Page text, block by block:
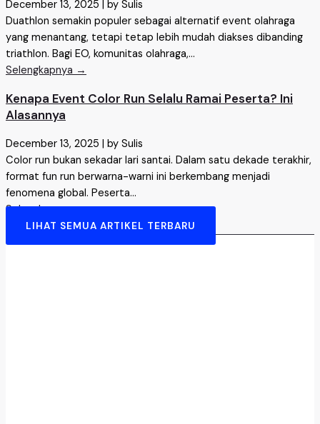
December 13, 2025
by Sulis
Duathlon semakin populer sebagai alternatif event olahraga
yang menantang, tetapi tetap lebih mudah diakses dibanding
triathlon. Bagi EO, komunitas olahraga,...
Selengkapnya →
Kenapa Event Color Run Selalu Ramai Peserta? Ini
Alasannya
December 13, 2025 | by Sulis
Color run bukan sekadar lari santai. Dalam satu dekade terakhir,
format fun run berwarna-warni ini berkembang menjadi
fenomena global. Peserta...
Selengkapnya →
LIHAT SEMUA ARTIKEL TERBARU